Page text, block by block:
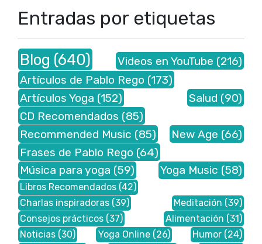
Entradas por etiquetas
Blog (640) Videos en YouTube (216)
Artículos de Pablo Rego (173)
Artículos Yoga (152) Salud (90)
CD Recomendados (85)
Recommended Music (85) New Age (66)
Frases de Pablo Rego (64)
Música para yoga (59) Yoga Music (58)
Libros Recomendados (42)
Charlas inspiradoras (39) Meditación (39)
Consejos prácticos (37) Alimentación (31)
Noticias (30) Yoga Online (26) Humor (24)